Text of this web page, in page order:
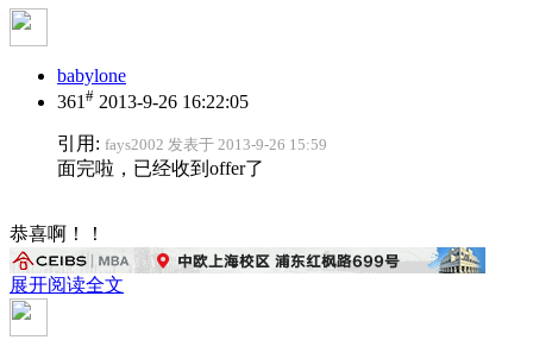
babylone
361 # 2013-9-26 16:22:05
引用: fays2002 发表于 2013-9-26 15:59
面完啦，已经收到offer了
恭喜啊！！
展开阅读全文